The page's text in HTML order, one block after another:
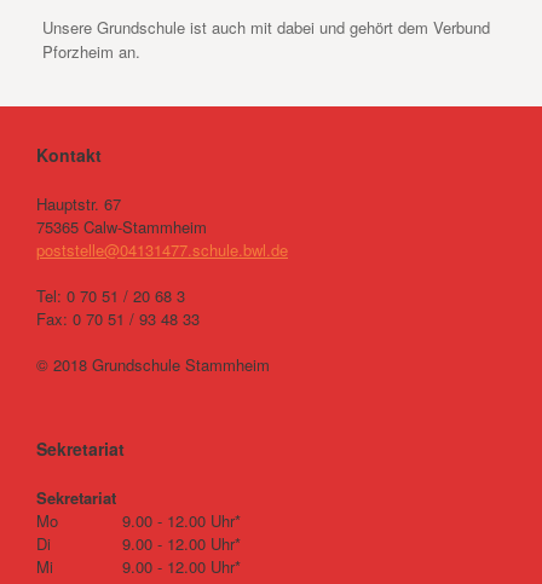
Unsere Grundschule ist auch mit dabei und gehört dem Verbund
Pforzheim an.
Kontakt
Hauptstr. 67
75365 Calw-Stammheim
poststelle@04131477.schule.bwl.de
Tel: 0 70 51 / 20 68 3
Fax: 0 70 51 / 93 48 33
© 2018 Grundschule Stammheim
Sekretariat
Sekretariat
Mo
9.00 - 12.00 Uhr*
Di
9.00 - 12.00 Uhr*
Mi
9.00 - 12.00 Uhr*